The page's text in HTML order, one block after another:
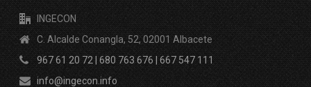
INGECON
C. Alcalde Conangla, 52, 02001 Albacete
967 61 20 72 | 680 763 676 | 667 547 111
info@ingecon.info